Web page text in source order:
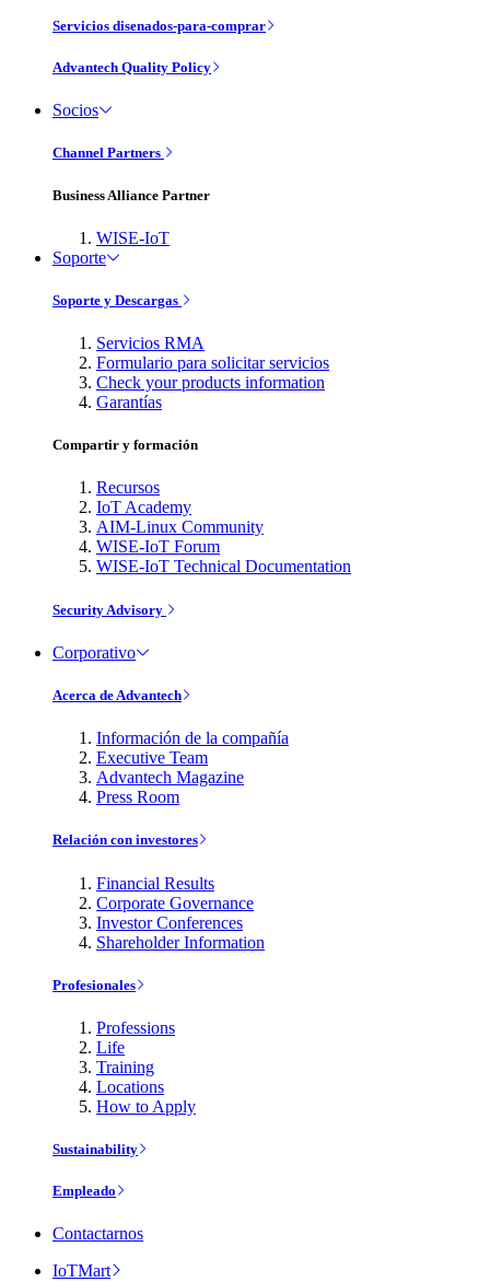
Servicios disenados-para-comprar
Advantech Quality Policy
Socios
Channel Partners
Business Alliance Partner
WISE-IoT
Soporte
Soporte y Descargas
Servicios RMA
Formulario para solicitar servicios
Check your products information
Garantías
Compartir y formación
Recursos
IoT Academy
AIM-Linux Community
WISE-IoT Forum
WISE-IoT Technical Documentation
Security Advisory
Corporativo
Acerca de Advantech
Información de la compañía
Executive Team
Advantech Magazine
Press Room
Relación con investores
Financial Results
Corporate Governance
Investor Conferences
Shareholder Information
Profesionales
Professions
Life
Training
Locations
How to Apply
Sustainability
Empleado
Contactarnos
IoTMart